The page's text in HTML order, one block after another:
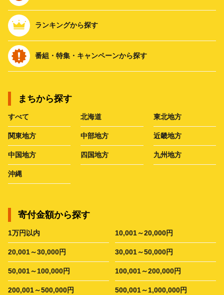
ランキングから探す
番組・特集・キャンペーンから探す
まちから探す
すべて 北海道 東北地方
関東地方 中部地方 近畿地方
中国地方 四国地方 九州地方
沖縄
寄付金額から探す
1万円以内 10,001～20,000円
20,001～30,000円 30,001～50,000円
50,001～100,000円 100,001～200,000円
200,001～500,000円 500,001～1,000,000円